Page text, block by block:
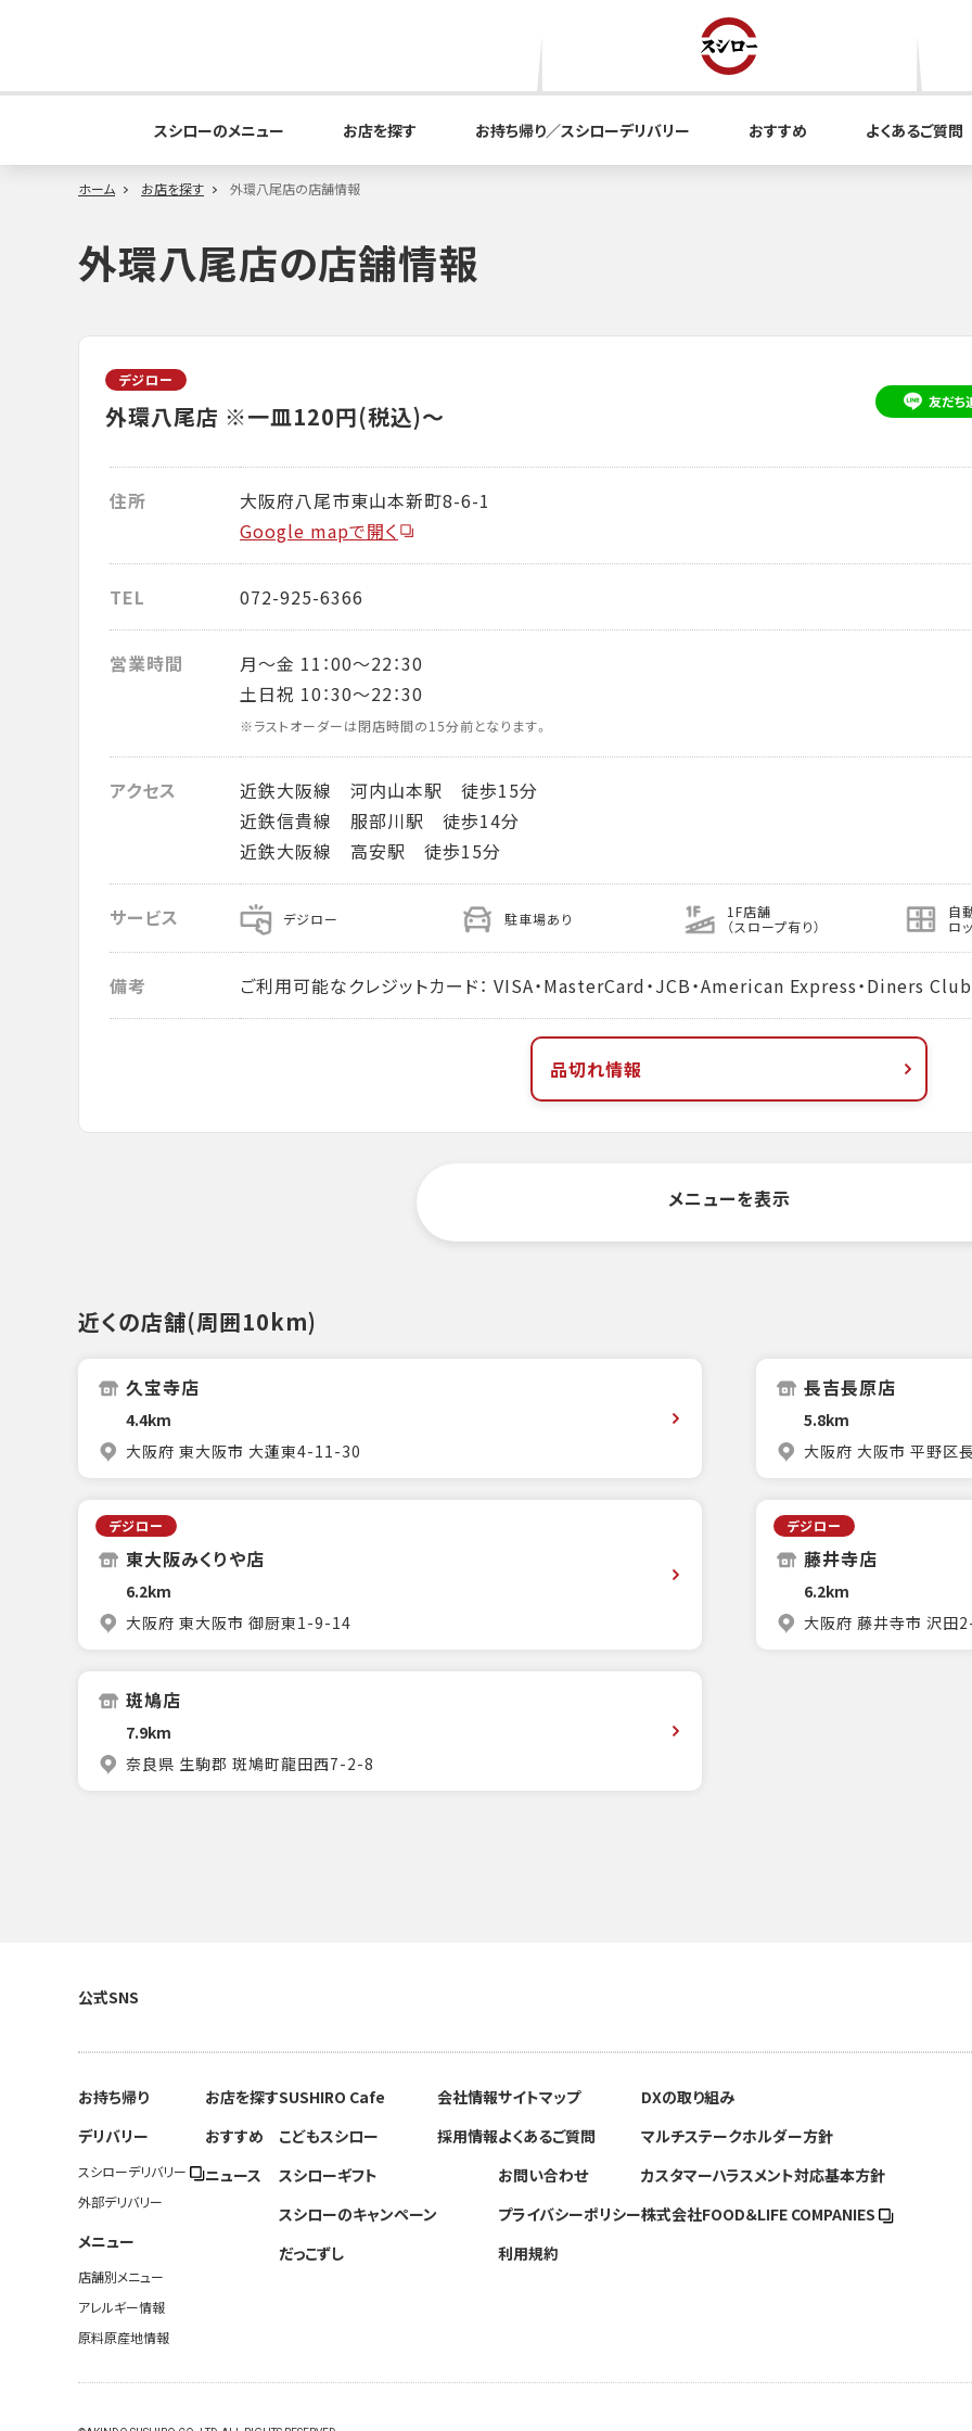
スシローのメニュー お店を探す お持ち帰り／スシローデリバリー おすすめ よくあるご質問
ホーム お店を探す 外環八尾店の店舗情報
外環八尾店の店舗情報
デジロー
外環八尾店 ※一皿120円(税込)～ 友だち
住所
大阪府八尾市東山本新町8-6-1
Google mapで開く
TEL 072-925-6366
営業時間
月～金 11：00～22：30
土日祝 10：30～22：30
※ラストオーダーは閉店時間の15分前となります。
アクセス
近鉄大阪線 河内山本駅 徒歩15分
近鉄信貴線 服部川駅 徒歩14分
近鉄大阪線 高安駅 徒歩15分
サービス デジロー 駐車場あり 1F店舗
（スロープ有り）
自
ロ
備考 ご利用可能なクレジットカード： VISA・MasterCard・JCB・American Express・Diners Club
品切れ情報
メニューを表示
近くの店舗(周囲10km)
久宝寺店
4.4km
大阪府 東大阪市 大蓮東4-11-30
長吉長原店
5.8km
大阪府 大阪市 平野区
デジロー
東大阪みくりや店
6.2km
大阪府 東大阪市 御厨東1-9-14
デジロー
藤井寺店
6.2km
大阪府 藤井寺市 沢田
斑鳩店
7.9km
奈良県 生駒郡 斑鳩町龍田西7-2-8
公式SNS
お持ち帰り
デリバリー
スシローデリバリー
外部デリバリー
メニュー
店舗別メニュー
アレルギー情報
原料原産地情報
お店を探す
おすすめ
ニュース
SUSHIRO Cafe
こどもスシロー
スシローギフト
スシローのキャンペーン
だっこずし
会社情報
採用情報
サイトマップ
よくあるご質問
お問い合わせ
プライバシーポリシー
利用規約
DXの取り組み
マルチステークホルダー方針
カスタマーハラスメント対応基本方針
株式会社FOOD＆LIFE COMPANIES